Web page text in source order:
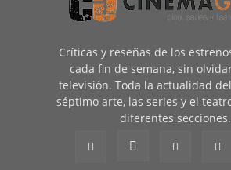
Críticas y reseñas de los
cada fin de semana, sin
televisión. Toda la actualidad
séptimo arte, las series y el
diferentes secciones.